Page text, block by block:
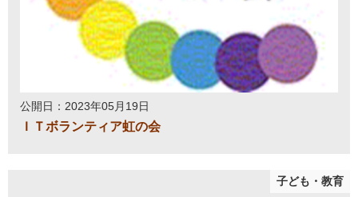
公開日：2023年05月19日
ＩＴボランティア虹の会
子ども・教育